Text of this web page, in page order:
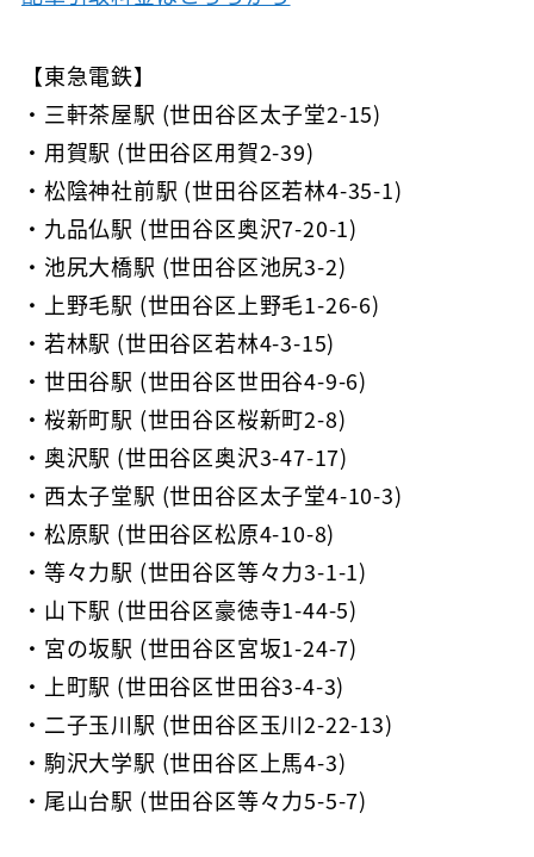
【東急電鉄】
・三軒茶屋駅 (世田谷区太子堂2-15)
・用賀駅 (世田谷区用賀2-39)
・松陰神社前駅 (世田谷区若林4-35-1)
・九品仏駅 (世田谷区奥沢7-20-1)
・池尻大橋駅 (世田谷区池尻3-2)
・上野毛駅 (世田谷区上野毛1-26-6)
・若林駅 (世田谷区若林4-3-15)
・世田谷駅 (世田谷区世田谷4-9-6)
・桜新町駅 (世田谷区桜新町2-8)
・奥沢駅 (世田谷区奥沢3-47-17)
・西太子堂駅 (世田谷区太子堂4-10-3)
・松原駅 (世田谷区松原4-10-8)
・等々力駅 (世田谷区等々力3-1-1)
・山下駅 (世田谷区豪徳寺1-44-5)
・宮の坂駅 (世田谷区宮坂1-24-7)
・上町駅 (世田谷区世田谷3-4-3)
・二子玉川駅 (世田谷区玉川2-22-13)
・駒沢大学駅 (世田谷区上馬4-3)
・尾山台駅 (世田谷区等々力5-5-7)